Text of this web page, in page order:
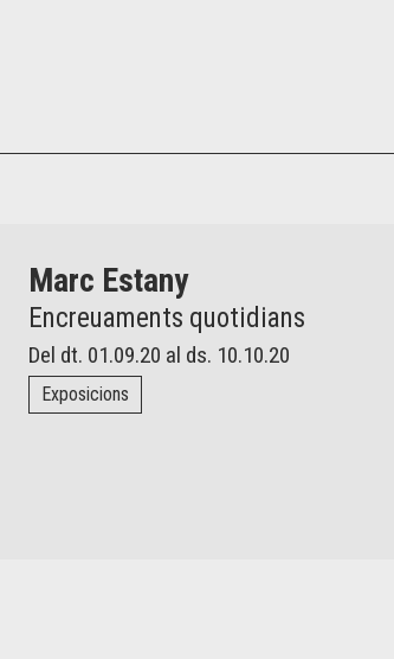
Marc Estany
Encreuaments quotidians
Del dt. 01.09.20 al ds. 10.10.20
Exposicions